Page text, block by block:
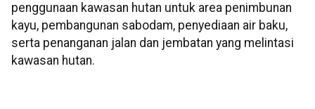
penggunaan kawasan hutan untuk area penimbunan
kayu, pembangunan sabodam, penyediaan air baku,
serta penanganan jalan dan jembatan yang melintasi
kawasan hutan.